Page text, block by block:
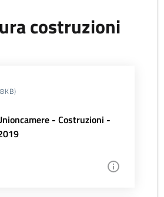
costruzioni
- Costruzioni -